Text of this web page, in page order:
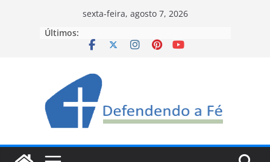
sexta-feira, agosto 7, 2026
Últimos: